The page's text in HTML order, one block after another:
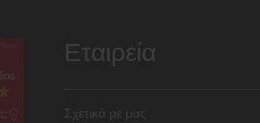
Εταιρεία
Σχετικά με μας